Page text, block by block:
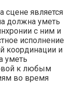
является
должна уметь
с ним и
исполнение
координации и
уметь
к любым
во время